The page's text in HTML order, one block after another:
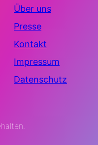
Über uns
Presse
Kontakt
Impressum
Datenschutz